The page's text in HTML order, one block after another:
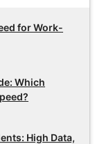
for Work-
Which
High Data,